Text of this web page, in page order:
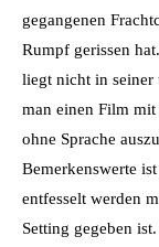
gegangenen
Rumpf gerissen
liegt nicht in seiner
man einen Film
ohne Sprache
Bemerkenswerte
entfesselt werden
Setting gegeben